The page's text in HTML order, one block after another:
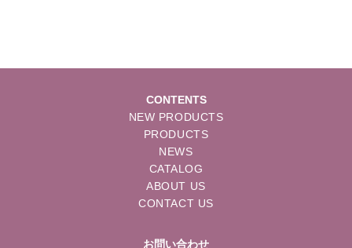
CONTENTS
NEW PRODUCTS
PRODUCTS
NEWS
CATALOG
ABOUT US
CONTACT US
お問い合わせ